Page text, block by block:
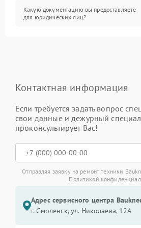
Какую документацию вы предоставляете
для юридических лиц?
Контактная информация
Если требуется задать вопрос
свои данные и дежурный
проконсультирует Вас!
Отправляя заявку на ремонт техники
Политикой
Адрес сервисного центра
г. Смоленск, ул. Николаева, 12А